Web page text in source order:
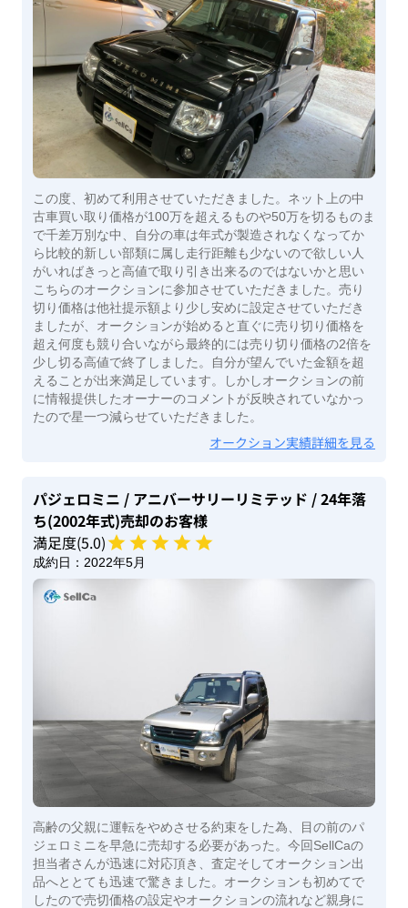
この度、初めて利用させていただきました。ネット上の中
古車買い取り価格が100万を超えるものや50万を切るものま
で千差万別な中、自分の車は年式が製造されなくなってか
ら比較的新しい部類に属し走行距離も少ないので欲しい人
がいればきっと高値で取り引き出来るのではないかと思い
こちらのオークションに参加させていただきました。売り
切り価格は他社提示額より少し安めに設定させていただき
ましたが、オークションが始めると直ぐに売り切り価格を
超え何度も競り合いながら最終的には売り切り価格の2倍を
少し切る高値で終了しました。自分が望んでいた金額を超
えることが出来満足しています。しかしオークションの前
に情報提供したオーナーのコメントが反映されていなかっ
たので星一つ減らせていただきました。
オークション実績詳細を見る
パジェロミニ / アニバーサリーリミテッド / 24年落
ち(2002年式)売却のお客様
満足度(5.0)
成約日： 2022年5月
高齢の父親に運転をやめさせる約束をした為、目の前のパ
ジェロミニを早急に売却する必要があった。今回SellCaの
担当者さんが迅速に対応頂き、査定そしてオークション出
品へととても迅速で驚きました。オークションも初めてで
したので売切価格の設定やオークションの流れなど親身に